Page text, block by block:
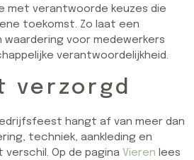
met verantwoorde keuzes die
toekomst. Zo laat een
voor medewerkers
verantwoordelijkheid.
verzorgd
hangt af van meer dan
techniek, aankleding en
verschil. Op de pagina Vieren lees